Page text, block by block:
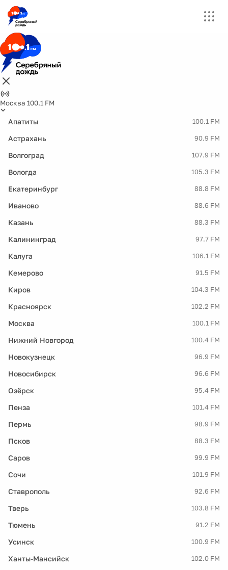
Москва 100.1 FM
Апатиты 100.1 FM
Астрахань 90.9 FM
Волгоград 107.9 FM
Вологда 105.3 FM
Екатеринбург 88.8 FM
Иваново 88.6 FM
Казань 88.3 FM
Калининград 97.7 FM
Калуга 106.1 FM
Кемерово 91.5 FM
Киров 104.3 FM
Красноярск 102.2 FM
Москва 100.1 FM
Нижний Новгород 100.4 FM
Новокузнецк 96.9 FM
Новосибирск 96.6 FM
Озёрск 95.4 FM
Пенза 101.4 FM
Пермь 98.9 FM
Псков 88.3 FM
Саров 99.9 FM
Сочи 101.9 FM
Ставрополь 92.6 FM
Тверь 103.8 FM
Тюмень 91.2 FM
Усинск 100.9 FM
Ханты-Мансийск 102.0 FM